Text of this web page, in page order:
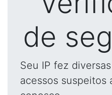
de
Seu IP fez
acessos suspeitos